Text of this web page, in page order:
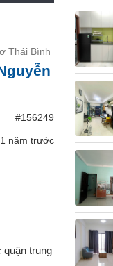
Thái Bình
#156249
năm trước
quận trung